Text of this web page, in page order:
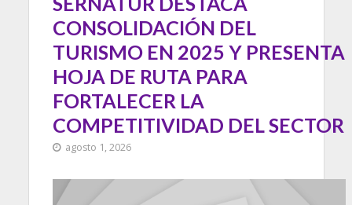
CONSOLIDACIÓN DEL
TURISMO EN 2025 Y PRESENTA
HOJA DE RUTA PARA
FORTALECER LA
COMPETITIVIDAD DEL SECTOR
agosto 1, 2026